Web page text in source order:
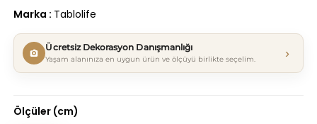
Marka : Tablolife
Ücretsiz Dekorasyon Danışmanlığı
Yaşam alanınıza en uygun ürün ve ölçüyü birlikte seçelim. ›
Ölçüler (cm)